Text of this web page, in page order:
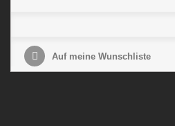
Auf meine Wunschliste